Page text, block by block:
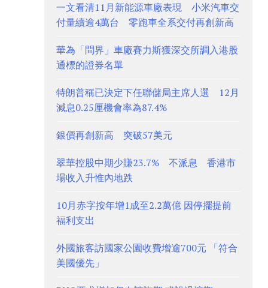
一文看清11月新能源車廠表現 小米汽車交
付量續逾4萬台 零跑車全系交付再創新高
華為「問界」車廠賽力斯獲深交所調入港股
通標的證券名單
特朗普稱已決定下任聯儲局主席人選 12月
減息0.25厘機會率為87.4%
銀價再創新高 突破57美元
翠華控股中期少賺23.7% 不派息 香港市
場收入升惟內地跌
10月赤字按年增1成至2.2萬億 因停擺提前
福利支出
外國旅客訪國家公園收費增逾700元 「符合
美國優先」